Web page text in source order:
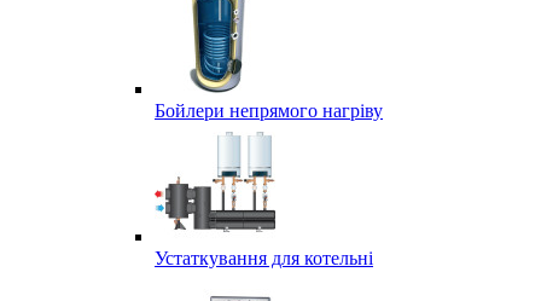
Бойлери непрямого нагріву
Устаткування для котельні